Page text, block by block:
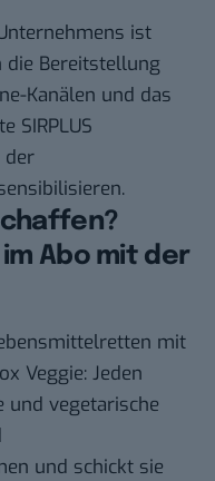
ist
die Bereitstellung
Kanälen und das
SIRPLUS
der
Abo mit der
mit
Veggie: Jeden
und vegetarische
und schickt sie